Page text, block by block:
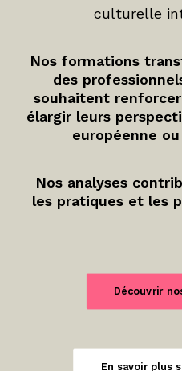
culturelle
Nos formations
des
souhaitent
élargir leurs
européenne
Nos analyses
les pratiques et les
Découvrir
En savoir plus